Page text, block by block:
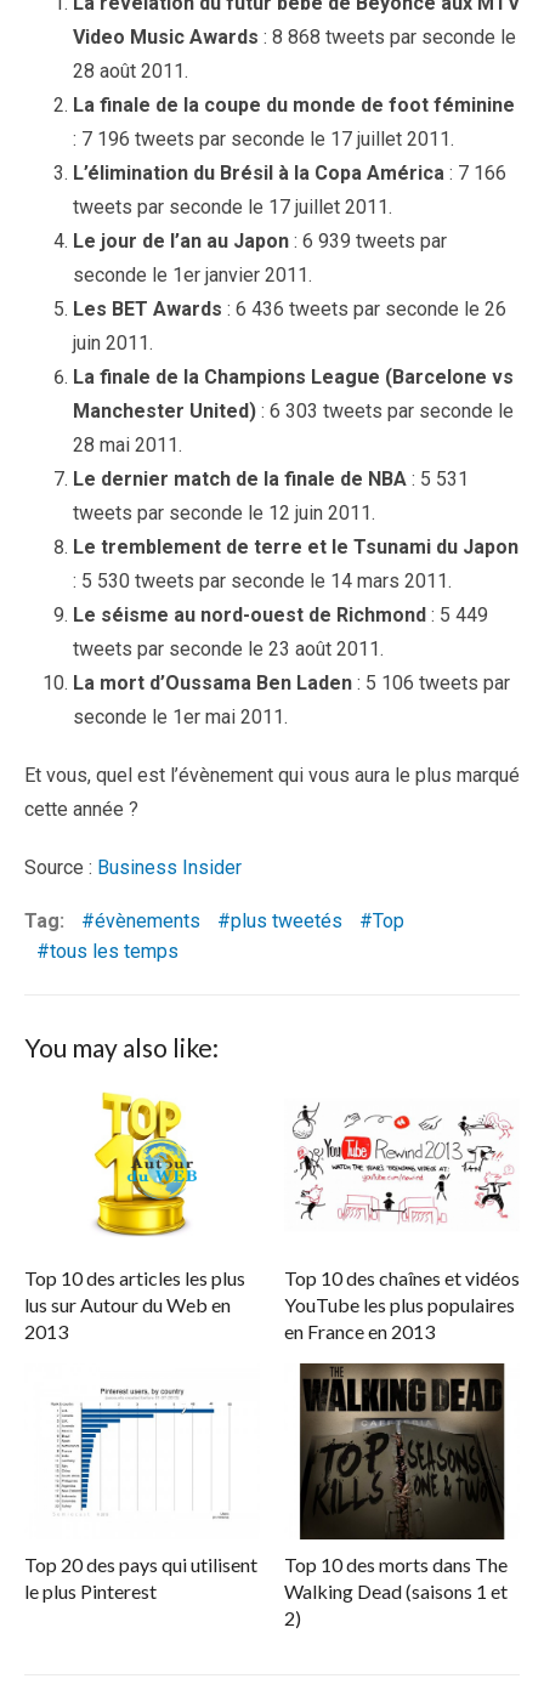
Video Music Awards : 8 868 tweets par seconde le
28 août 2011.
La finale de la coupe du monde de foot féminine
: 7 196 tweets par seconde le 17 juillet 2011.
L’élimination du Brésil à la Copa América : 7 166
tweets par seconde le 17 juillet 2011.
Le jour de l’an au Japon : 6 939 tweets par
seconde le 1er janvier 2011.
Les BET Awards : 6 436 tweets par seconde le 26
juin 2011.
La finale de la Champions League (Barcelone vs
Manchester United) : 6 303 tweets par seconde le
28 mai 2011.
Le dernier match de la finale de NBA : 5 531
tweets par seconde le 12 juin 2011.
Le tremblement de terre et le Tsunami du Japon
: 5 530 tweets par seconde le 14 mars 2011.
Le séisme au nord-ouest de Richmond : 5 449
tweets par seconde le 23 août 2011.
La mort d’Oussama Ben Laden : 5 106 tweets par
seconde le 1er mai 2011.
Et vous, quel est l’évènement qui vous aura le plus marqué
cette année ?
Source : Business Insider
Tag: évènements plus tweetés
Top
tous les temps
You may also like:
Top 10 des articles les plus
lus sur Autour du Web en
2013
Top 10 des chaînes et vidéos
YouTube les plus populaires
en France en 2013
Top 20 des pays qui utilisent
le plus Pinterest
Top 10 des morts dans The
Walking Dead (saisons 1 et
2)